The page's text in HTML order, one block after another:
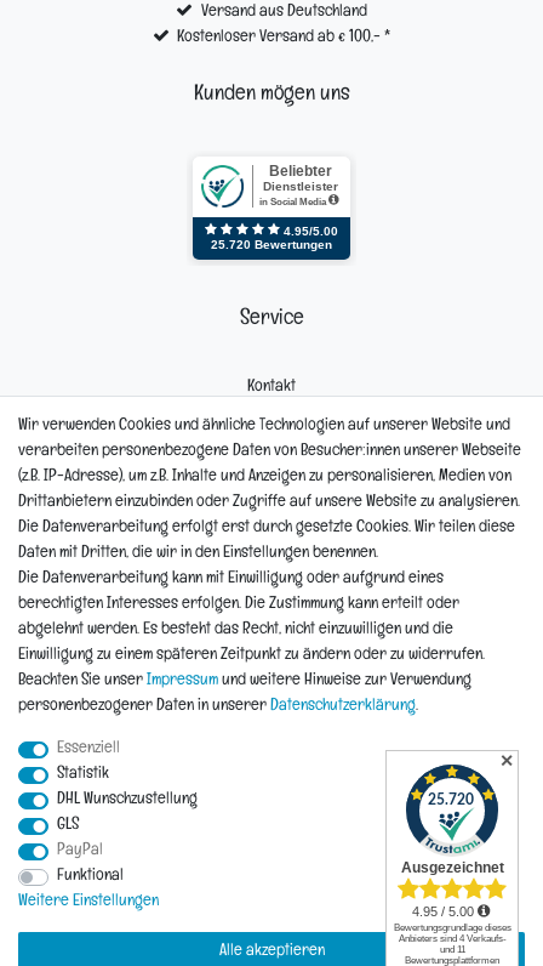
Versand aus Deutschland
Kostenloser Versand ab € 100,- *
Kunden mögen uns
Service
Kontakt
Reklamation
Informationen
Hinweis zur Entsorgung von Altbaterien
*Teil-Widerruf
Impressum Daten­schutz­erklärung Widerrufs­recht
Wir verwenden Cookies und ähnliche Technologien auf unserer Website und
verarbeiten personenbezogene Daten von Besucher:innen unserer Webseite
(z.B. IP-Adresse), um z.B. Inhalte und Anzeigen zu personalisieren, Medien von
Drittanbietern einzubinden oder Zugriffe auf unsere Website zu analysieren.
Die Datenverarbeitung erfolgt erst durch gesetzte Cookies. Wir teilen diese
Daten mit Dritten, die wir in den Einstellungen benennen.
Die Datenverarbeitung kann mit Einwilligung oder aufgrund eines
berechtigten Interesses erfolgen. Die Zustimmung kann erteilt oder
abgelehnt werden. Es besteht das Recht, nicht einzuwilligen und die
Einwilligung zu einem späteren Zeitpunkt zu ändern oder zu widerrufen.
Beachten Sie unser Impressum und weitere Hinweise zur Verwendung
personenbezogener Daten in unserer Daten­schutz­erklärung.
Essenziell
Statistik
DHL Wunschzustellung
GLS
PayPal
Funktional
Weitere Einstellungen
Alle akzeptieren
✕